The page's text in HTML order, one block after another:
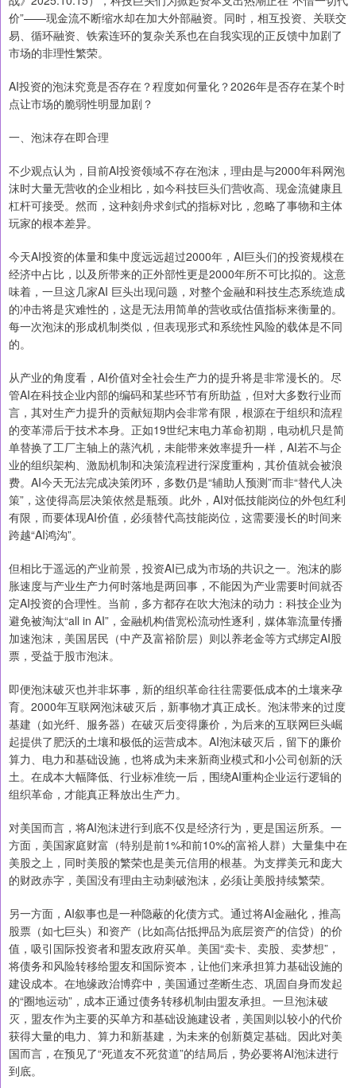
价”——现金流不断缩水却在加大外部融资。同时，相互投资、关联交
易、循环融资、铁索连环的复杂关系也在自我实现的正反馈中加剧了
市场的非理性繁荣。
AI投资的泡沫究竟是否存在？程度如何量化？2026年是否存在某个时
点让市场的脆弱性明显加剧？
一、泡沫存在即合理
不少观点认为，目前AI投资领域不存在泡沫，理由是与2000年科网泡
沫时大量无营收的企业相比，如今科技巨头们营收高、现金流健康且
杠杆可接受。然而，这种刻舟求剑式的指标对比，忽略了事物和主体
玩家的根本差异。
今天AI投资的体量和集中度远远超过2000年，AI巨头们的投资规模在
经济中占比，以及所带来的正外部性更是2000年所不可比拟的。这意
味着，一旦这几家AI 巨头出现问题，对整个金融和科技生态系统造成
的冲击将是灾难性的，这是无法用简单的营收或估值指标来衡量的。
每一次泡沫的形成机制类似，但表现形式和系统性风险的载体是不同
的。
从产业的角度看，AI价值对全社会生产力的提升将是非常漫长的。尽
管AI在科技企业内部的编码和某些环节有所助益，但对大多数行业而
言，其对生产力提升的贡献短期内会非常有限，根源在于组织和流程
的变革滞后于技术本身。正如19世纪末电力革命初期，电动机只是简
单替换了工厂主轴上的蒸汽机，未能带来效率提升一样，AI若不与企
业的组织架构、激励机制和决策流程进行深度重构，其价值就会被浪
费。AI今天无法完成决策闭环，多数仍是“辅助人预测”而非“替代人决
策”，这使得高层决策依然是瓶颈。此外，AI对低技能岗位的外包红利
有限，而要体现AI价值，必须替代高技能岗位，这需要漫长的时间来
跨越“AI鸿沟”。
但相比于遥远的产业前景，投资AI已成为市场的共识之一。泡沫的膨
胀速度与产业生产力何时落地是两回事，不能因为产业需要时间就否
定AI投资的合理性。当前，多方都存在吹大泡沫的动力：科技企业为
避免被淘汰“all in AI”，金融机构借宽松流动性逐利，媒体靠流量传播
加速泡沫，美国居民（中产及富裕阶层）则以养老金等方式绑定AI股
票，受益于股市泡沫。
即便泡沫破灭也并非坏事，新的组织革命往往需要低成本的土壤来孕
育。2000年互联网泡沫破灭后，新事物才真正成长。泡沫带来的过度
基建（如光纤、服务器）在破灭后变得廉价，为后来的互联网巨头崛
起提供了肥沃的土壤和极低的运营成本。AI泡沫破灭后，留下的廉价
算力、电力和基础设施，也将成为未来新商业模式和小公司创新的沃
土。在成本大幅降低、行业标准统一后，围绕AI重构企业运行逻辑的
组织革命，才能真正释放出生产力。
对美国而言，将AI泡沫进行到底不仅是经济行为，更是国运所系。一
方面，美国家庭财富（特别是前1%和前10%的富裕人群）大量集中在
美股之上，同时美股的繁荣也是美元信用的根基。为支撑美元和庞大
的财政赤字，美国没有理由主动刺破泡沫，必须让美股持续繁荣。
另一方面，AI叙事也是一种隐蔽的化债方式。通过将AI金融化，推高
股票（如七巨头）和资产（比如高估抵押品为底层资产的信贷）的价
值，吸引国际投资者和盟友政府买单。美国“卖卡、卖股、卖梦想”，
将债务和风险转移给盟友和国际资本，让他们来承担算力基础设施的
建设成本。在地缘政治博弈中，美国通过垄断生态、巩固自身而发起
的“圈地运动”，成本正通过债务转移机制由盟友承担。一旦泡沫破
灭，盟友作为主要的买单方和基础设施建设者，美国则以较小的代价
获得大量的电力、算力和新基建，为未来的创新奠定基础。因此对美
国而言，在预见了“死道友不死贫道”的结局后，势必要将AI泡沫进行
到底。